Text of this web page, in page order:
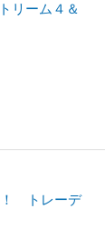
リーム４＆
！ トレーデ